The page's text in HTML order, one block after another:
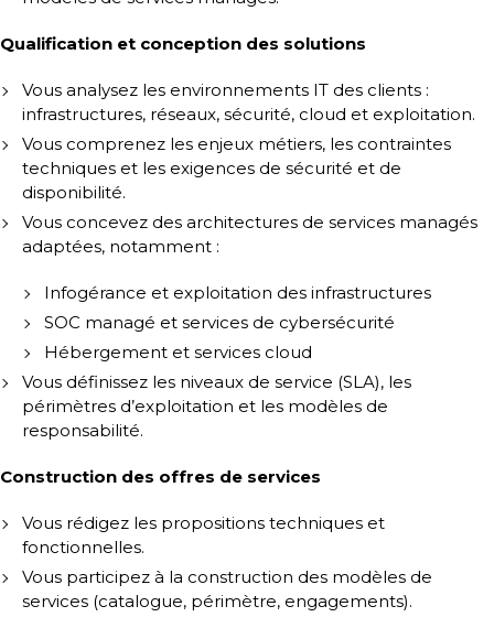
Qualification et conception des solutions
Vous analysez les environnements IT des clients :
infrastructures, réseaux, sécurité, cloud et exploitation.
Vous comprenez les enjeux métiers, les contraintes
techniques et les exigences de sécurité et de
disponibilité.
Vous concevez des architectures de services managés
adaptées, notamment :
Infogérance et exploitation des infrastructures
SOC managé et services de cybersécurité
Hébergement et services cloud
Vous définissez les niveaux de service (SLA), les
périmètres d’exploitation et les modèles de
responsabilité.
Construction des offres de services
Vous rédigez les propositions techniques et
fonctionnelles.
Vous participez à la construction des modèles de
services (catalogue, périmètre, engagements).